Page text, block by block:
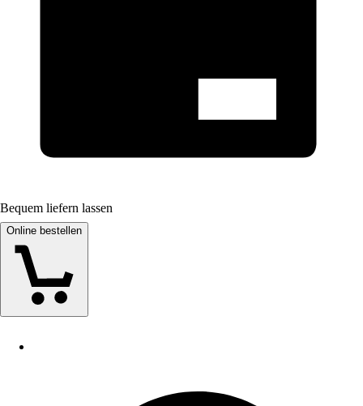
Bequem liefern lassen
Online bestellen